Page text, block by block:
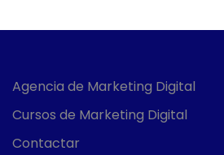
Agencia de Marketing Digital
Cursos de Marketing Digital
Contactar